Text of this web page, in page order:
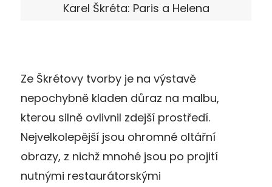
Karel Škréta: Paris a Helena
Ze Škrétovy tvorby je na výstavě
nepochybně kladen důraz na malbu,
kterou silně ovlivnil zdejší prostředí.
Nejvelkolepější jsou ohromné oltářní
obrazy, z nichž mnohé jsou po projití
nutnými restaurátorskými